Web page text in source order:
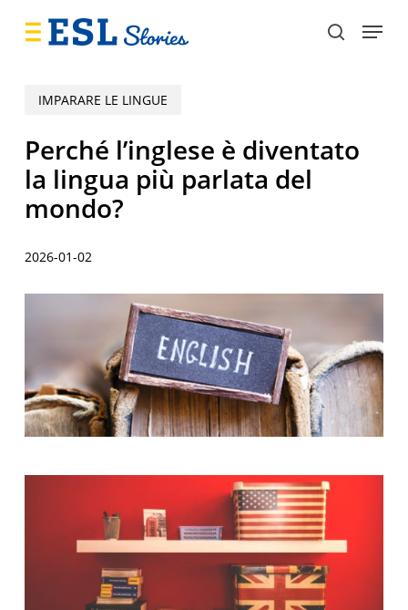
search
Menu
IMPARARE LE LINGUE
Perché l’inglese è diventato
la lingua più parlata del
mondo?
2026-01-02